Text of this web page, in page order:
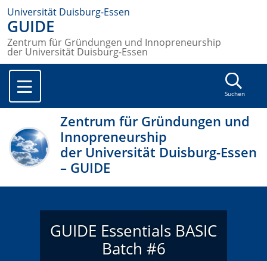
Universität Duisburg-Essen
GUIDE
Zentrum für Gründungen und Innopreneurship
der Universität Duisburg-Essen
Suchen
Zentrum für Gründungen und
Innopreneurship
der Universität Duisburg-Essen
– GUIDE
GUIDE Essentials BASIC
Batch #6